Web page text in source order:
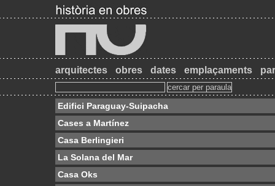
arquitectes obres dates emplaçaments
Edifici Paraguay-Suipacha
Cases a Martínez
Casa Berlingieri
La Solana del Mar
Casa Oks